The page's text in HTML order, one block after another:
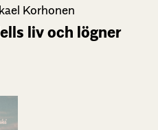
Korhonen
liv och lögner